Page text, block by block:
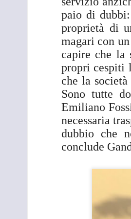
paio di
proprietà di
magari con
capire che la
propri cespiti
che la
Sono tutte
Emiliano
necessaria
dubbio che
conclude
società che gestisce la mostra